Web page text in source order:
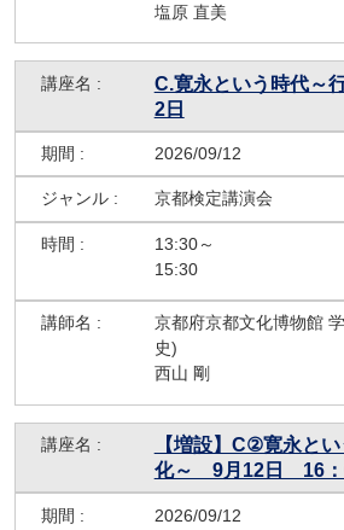
塩原 直美
C.寛永という時代～
2日
2026/09/12
京都検定講演会
13:30～
15:30
京都府京都文化博物館
史)
西山 剛
【増設】C②寛永と
化～ 9月12日 16：
2026/09/12